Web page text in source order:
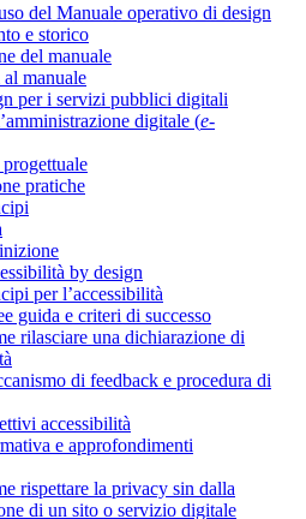
del Manuale operativo di design
e storico
del manuale
manuale
per i servizi pubblici digitali
digitale (e-
pratiche
by design
per l’accessibilità
guida e criteri di successo
rilasciare una dichiarazione di
di feedback e procedura di
accessibilità
e approfondimenti
rispettare la privacy sin dalla
di un sito o servizio digitale